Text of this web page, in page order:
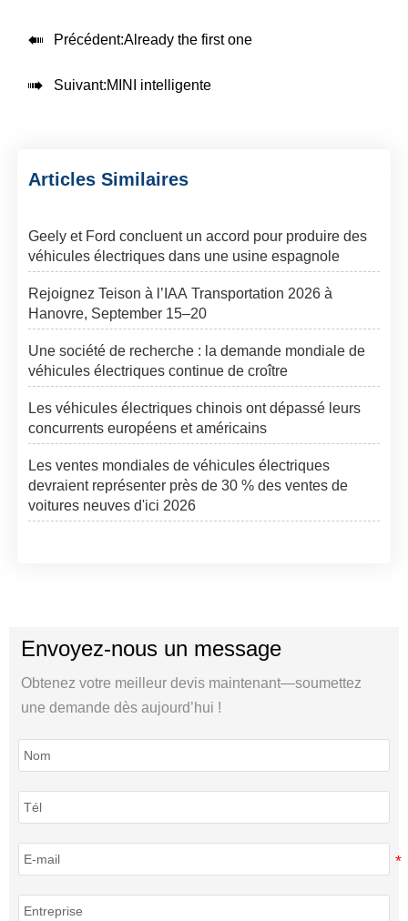
 Précédent:Already the first one
 Suivant:MINI intelligente
Articles Similaires
Geely et Ford concluent un accord pour produire des
véhicules électriques dans une usine espagnole
Rejoignez Teison à l’IAA Transportation 2026 à
Hanovre, September 15–20
Une société de recherche : la demande mondiale de
véhicules électriques continue de croître
Les véhicules électriques chinois ont dépassé leurs
concurrents européens et américains
Les ventes mondiales de véhicules électriques
devraient représenter près de 30 % des ventes de
voitures neuves d'ici 2026
Envoyez-nous un message
Obtenez votre meilleur devis maintenant—soumettez
une demande dès aujourd’hui !